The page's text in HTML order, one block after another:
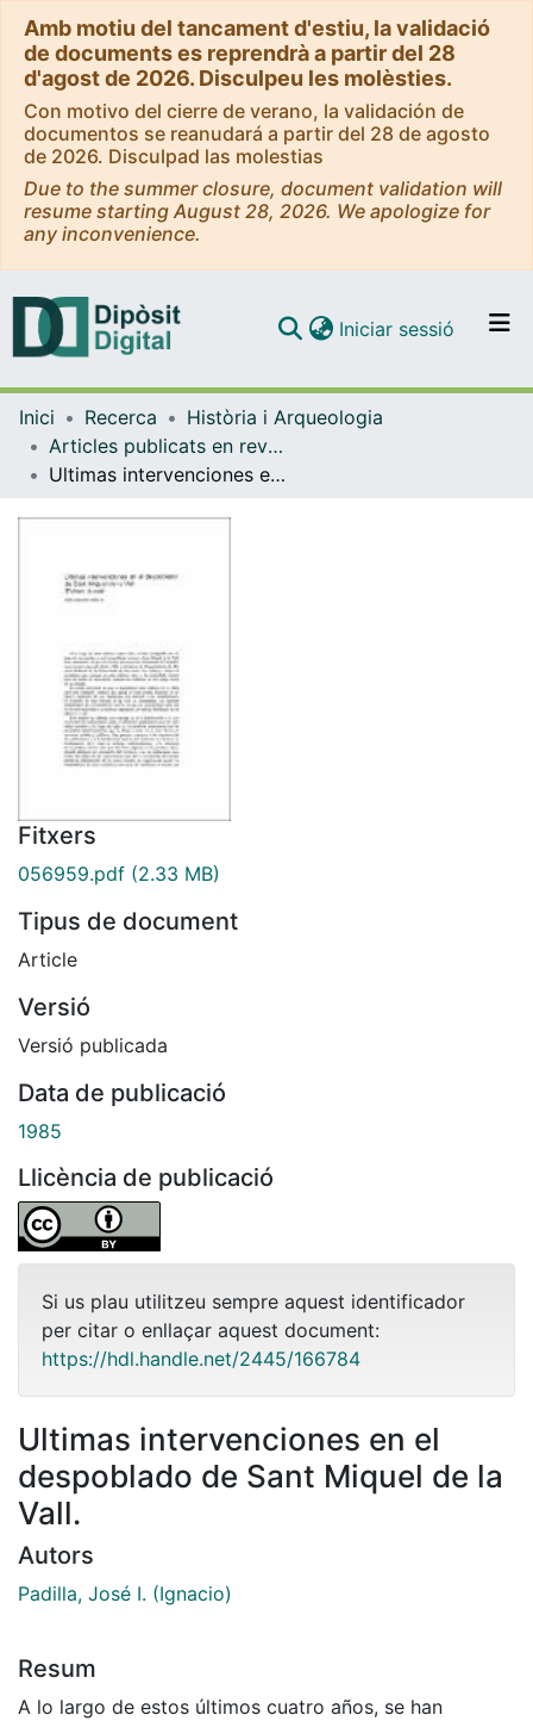
Amb motiu del tancament d'estiu, la validació
de documents es reprendrà a partir del 28
d'agost de 2026. Disculpeu les molèsties.
Con motivo del cierre de verano, la validación de
documentos se reanudará a partir del 28 de agosto
de 2026. Disculpad las molestias
Due to the summer closure, document validation will
resume starting August 28, 2026. We apologize for
any inconvenience.
Navega per tot el DD
Iniciar sessió (current)
Inici Recerca
Història i Arqueologia
Articles publicats en revistes (Història i Arqueologia)
Ultimas intervenciones en el despoblado de Sant Miquel de la Vall.
Fitxers
056959.pdf (2.33 MB)
Tipus de document
Article
Versió
Versió publicada
Data de publicació
1985
Llicència de publicació
Si us plau utilitzeu sempre aquest identificador
per citar o enllaçar aquest document:
https://hdl.handle.net/2445/166784
Ultimas intervenciones en el
despoblado de Sant Miquel de la
Vall.
Autors
Padilla, José I. (Ignacio)
Resum
A lo largo de estos últimos cuatro años, se han